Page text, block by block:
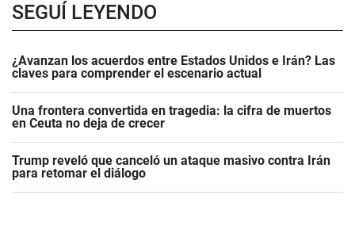
SEGUÍ LEYENDO
¿Avanzan los acuerdos entre Estados Unidos e Irán? Las
claves para comprender el escenario actual
Una frontera convertida en tragedia: la cifra de muertos
en Ceuta no deja de crecer
Trump reveló que canceló un ataque masivo contra Irán
para retomar el diálogo